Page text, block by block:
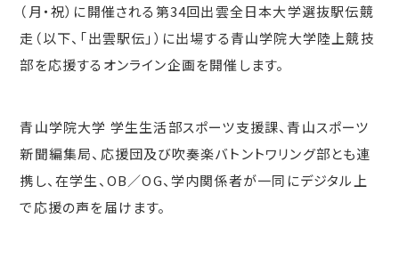
（月・祝）に開催される第34回出雲全日本大学選抜駅伝競
走（以下、「出雲駅伝」）に出場する青山学院大学陸上競技
部を応援するオンライン企画を開催します。
青山学院大学 学生生活部スポーツ支援課、青山スポーツ
新聞編集局、応援団及び吹奏楽バトントワリング部とも連
携し、在学生、OB／OG、学内関係者が一同にデジタル上
で応援の声を届けます。